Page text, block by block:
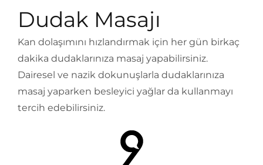
Dudak Masajı
Kan dolaşımını hızlandırmak için her gün birkaç
dakika dudaklarınıza masaj yapabilirsiniz.
Dairesel ve nazik dokunuşlarla dudaklarınıza
masaj yaparken besleyici yağlar da kullanmayı
tercih edebilirsiniz.